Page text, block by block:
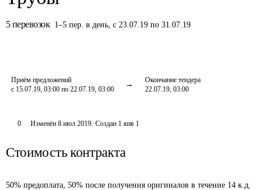
5 перевозок 1–5 пер. в день,с 23.07.19 по 31.07.19
Приём предложений
с 15.07.19, 03:00 по 22.07.19, 03:00
Окончание тендера
22.07.19, 03:00
0 Изменён 8 июл 2019. Создан 1 янв 1
Стоимость контракта
50% предоплата, 50% после получения оригиналов в течение 14 к.д.